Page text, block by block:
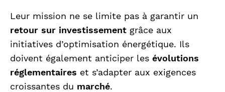
Leur mission ne se limite pas à garantir un
retour sur investissement grâce aux
initiatives d’optimisation énergétique. Ils
doivent également anticiper les évolutions
réglementaires et s’adapter aux exigences
croissantes du marché.